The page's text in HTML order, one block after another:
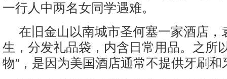
一行人中两名女同学遇难。
在旧金山以南城市圣何塞一家酒店，
生，分发礼品袋，内含日常用品。之所
物”，是因为美国酒店通常不提供牙刷